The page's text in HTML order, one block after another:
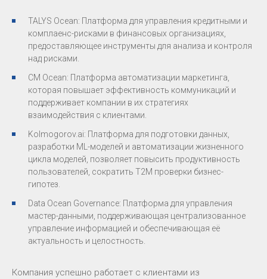
TALYS Ocean: Платформа для управления кредитными и
комплаенс-рисками в финансовых организациях,
предоставляющее инструменты для анализа и контроля
над рисками.
CM Ocean: Платформа автоматизации маркетинга,
которая повышает эффективность коммуникаций и
поддерживает компании в их стратегиях
взаимодействия с клиентами.
Kolmogorov.ai: Платформа для подготовки данных,
разработки ML-моделей и автоматизации жизненного
цикла моделей, позволяет повысить продуктивность
пользователей, сократить T2M проверки бизнес-
гипотез.
Data Ocean Governance: Платформа для управления
мастер-данными, поддерживающая централизованное
управление информацией и обеспечивающая её
актуальность и целостность.
Компания успешно работает с клиентами из